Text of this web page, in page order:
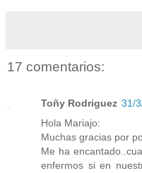
17 comentarios:
Toñy Rodriguez 31/
Hola Mariajo:
Muchas gracias por
Me ha
enfermos si en